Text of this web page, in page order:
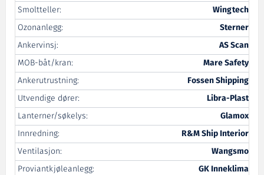
Smoltteller:
Wingtech
Ozonanlegg:
Sterner
Ankervinsj:
AS Scan
MOB-båt/kran:
Mare Safety
Ankerutrustning:
Fossen Shipping
Utvendige dører:
Libra-Plast
Lanterner/søkelys:
Glamox
Innredning:
R&M Ship Interior
Ventilasjon:
Wangsmo
Proviantkjøleanlegg:
GK Inneklima